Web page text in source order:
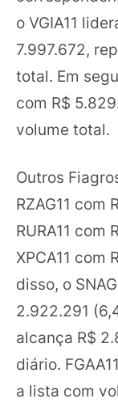
o VGIA11
7.997.672,
total. Em
com R$
volume total.
Outros
RZAG11 com
RURA11 com
XPCA11 com
disso, o
2.922.291
alcança R$
diário.
a lista com